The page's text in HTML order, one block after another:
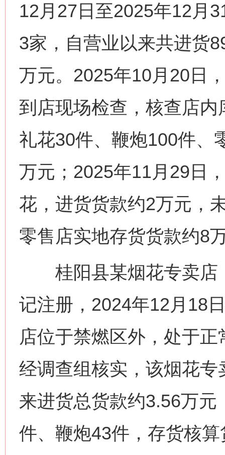
12月27日至2025年12月
3家，自营业以来共进货
万元。2025年10月20日
到店现场检查，核查店
礼花30件、鞭炮100件、
万元；2025年11月29日
花，进货货款约2万元，
零售店实地存货货款约8
桂阳县某烟花专卖店
记注册，2024年12月18
店位于禁燃区外，处于
经调查组核实，该烟花
来进货总货款约3.56万
件、鞭炮43件，存货核